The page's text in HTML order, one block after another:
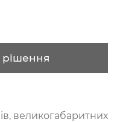
рішення
великогабаритних